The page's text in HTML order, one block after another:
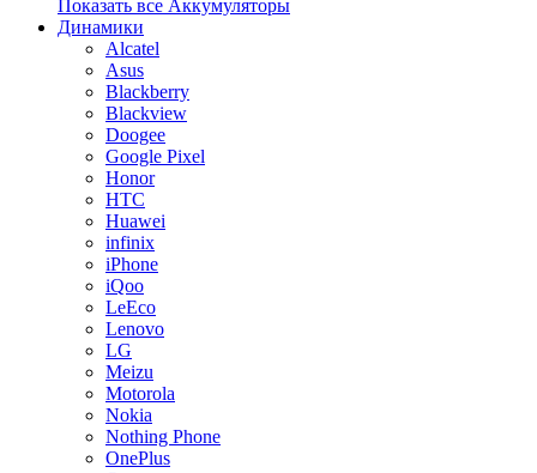
Показать все Аккумуляторы
Динамики
Alcatel
Asus
Blackberry
Blackview
Doogee
Google Pixel
Honor
HTC
Huawei
infinix
iPhone
iQoo
LeEco
Lenovo
LG
Meizu
Motorola
Nokia
Nothing Phone
OnePlus